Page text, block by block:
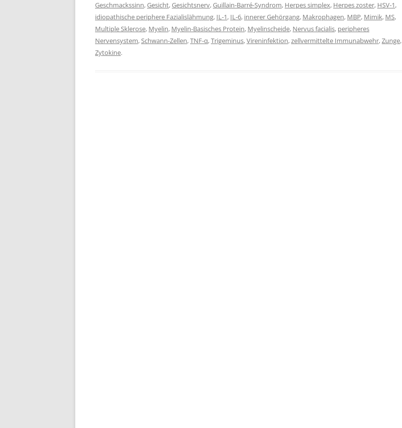
Geschmackssinn,Gesicht,Gesichtsnerv,Guillain-Barré-Syndrom, Herpes simplex, Herpes zoster, HSV-1,
idiopathische periphere Fazialislähmung, IL-1, IL-6, innerer Gehörgang, Makrophagen, MBP, Mimik, MS,
Multiple Sklerose, Myelin, Myelin-Basisches Protein, Myelinscheide, Nervus facialis, peripheres
Nervensystem,Schwann-Zellen,TNF-α,Trigeminus,Vireninfektion,zellvermittelte Immunabwehr,Zunge,
Zytokine.